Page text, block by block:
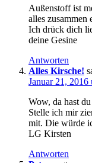
Außenstoff ist
alles zusammen
Ich drück dich
deine Gesine
Antworten
Alles Kirsche!
Januar 21,
Wow, da hast
Stelle ich mir
mit. Die würde
LG Kirsten
Antworten